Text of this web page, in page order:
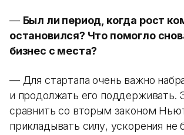
— Был ли период, когда рост
остановился? Что помогло
бизнес с места?
— Для стартапа очень важно
и продолжать его поддерживать.
сравнить со вторым законом
прикладывать силу, ускорения не